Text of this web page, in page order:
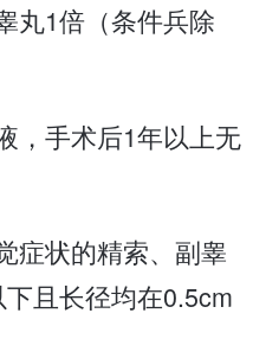
丸1倍（条件兵除
，手术后1年以上无
症状的精索、副睾
且长径均在0.5cm